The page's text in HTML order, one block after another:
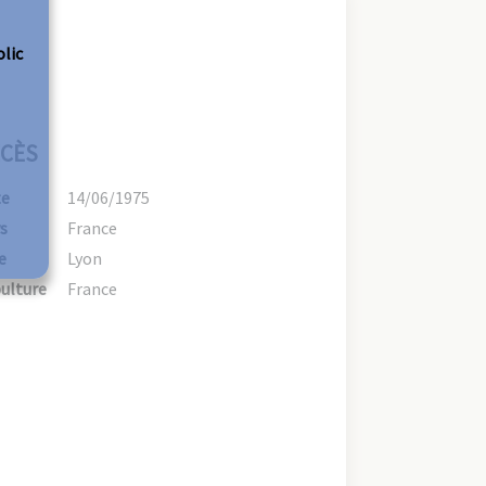
14/06/1975
France
Lyon
France